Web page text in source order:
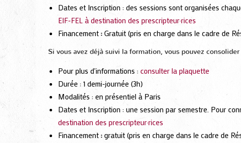
Dates et Inscription : des sessions sont organisées
EIF-FEL à destination des prescripteur·rices
Financement : Gratuit (pris en charge dans le cadre de
Si vous avez déjà suivi la formation, vous pouvez
Pour plus d'informations : consulter la plaquette
Durée : 1 demi-journée (3h)
Modalités : en présentiel à Paris
Dates et Inscription : une session par semestre. Pour
destination des prescripteur·rices
Financement : gratuit (pris en charge dans le cadre de